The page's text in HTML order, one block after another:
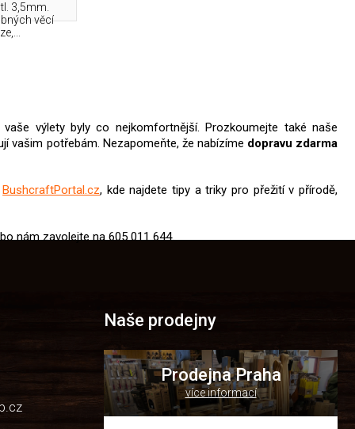
3,5mm.
věcí
výlety byly co nejkomfortnější. Prozkoumejte také naše
vašim potřebám. Nezapomeňte, že nabízíme dopravu zdarma
BushcraftPortal.cz, kde najdete tipy a triky pro přežití v přírodě,
nám zavolejte na 605 011 644.
Naše prodejny
Prodejna Praha
více informací